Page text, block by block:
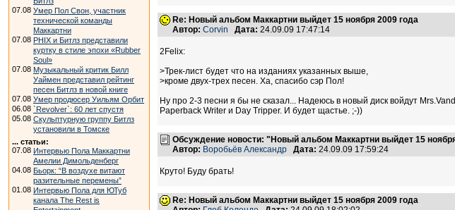
07.08 Умер Пол Свон, участник
технической команды
Маккартни
07.08 PHIX и Битлз представили
куртку в стиле эпохи «Rubber
Soul»
07.08 Музыкальный критик Билл
Уаймен представил рейтинг
песен Битлз в новой книге
07.08 Умер продюсер Уильям Орбит
06.08 `Revolver`: 60 лет спустя
05.08 Скульптурную группу Битлз
установили в Томске
... статьи:
07.08 Интервью Пола Маккартни
Амелии Димольденберг
04.08 Бьорк: “В воздухе витают
разительные перемены”
01.08 Интервью Пола для ЮТуб
канала The Rest is
Re: Новый альбом Маккартни выйдет 15 ноября 2009 года
Автор: Corvin Дата: 24.09.09 17:47:14
2Felix:
>Трек-лист будет что на изданиях указанных выше,
>кроме двух-трех песен. Ха, спасибо сэр Пол!
Ну про 2-3 песни я бы не сказал... Надеюсь в новый диск войдут
Paperback Writer и Day Tripper. И будет щастье. ;-))
Обсуждение новости: "Новый альбом Маккартни выйдет 15
Автор: Воробьёв Александр Дата: 24.09.09 17:59:24
Круто! Буду брать!
Re: Новый альбом Маккартни выйдет 15 ноября 2009 года